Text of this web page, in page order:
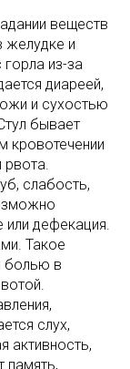
веществ
желудке и
из-за
диареей,
и сухостью
бывает
кровотечении
рвота.
слабость,
или дефекация.
Такое
болью в
слух,
активность,
память,